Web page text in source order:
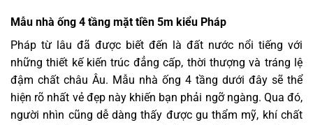
Mẫu nhà ống 4 tầng mặt tiền 5m kiểu Pháp
Pháp từ lâu đã được biết đến là đất nước nổi tiếng với
những thiết kế kiến trúc đẳng cấp, thời thượng và tráng lệ
đậm chất châu Âu. Mẫu nhà ống 4 tầng dưới đây sẽ thể
hiện rõ nhất vẻ đẹp này khiến bạn phải ngỡ ngàng. Qua đó,
người nhìn cũng dễ dàng thấy được gu thẩm mỹ, khí chất